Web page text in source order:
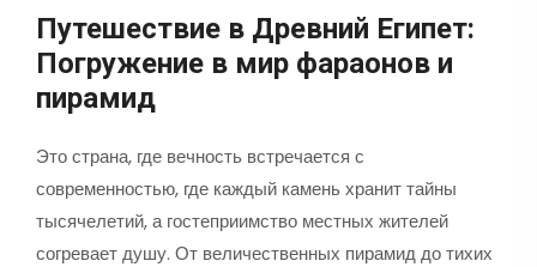
Путешествие в Древний Египет:
Погружение в мир фараонов и
пирамид
Это страна, где вечность встречается с
современностью, где каждый камень хранит тайны
тысячелетий, а гостеприимство местных жителей
согревает душу. От величественных пирамид до тихих